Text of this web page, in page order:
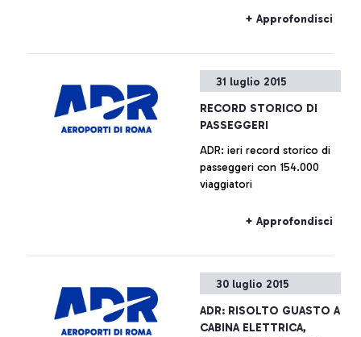
+ Approfondisci
31 luglio 2015
RECORD STORICO DI
PASSEGGERI
ADR: ieri record storico di
passeggeri con 154.000
viaggiatori
+ Approfondisci
30 luglio 2015
ADR: RISOLTO GUASTO A
CABINA ELETTRICA,